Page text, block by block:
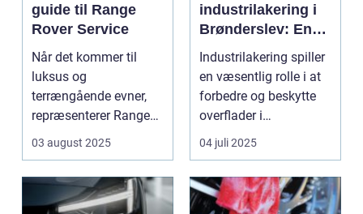
guide til Range
Rover Service
Når det kommer til
luksus og
terrængående evner,
repræsenterer Range
03 august 2025
industrilakering i
Brønderslev: En
dybdegående
Industrilakering spiller
en væsentlig rolle i at
forbedre og beskytte
overflader i
forskellige...
04 juli 2025